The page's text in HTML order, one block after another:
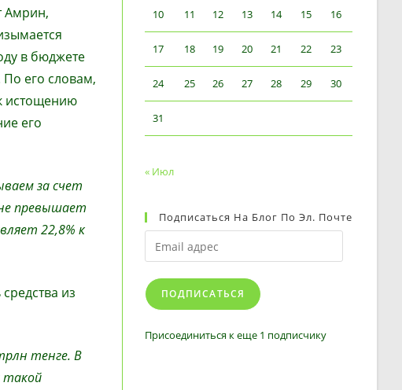
Амрин,
в бюджете
По его словам,
истощению
его
за счет
превышает
22,8% к
из
тенге. В
такой
10 11 12 13 14 15 16
17 18 19 20 21 22 23
24 25 26 27 28 29 30
31
« Июл
Подписаться На Блог По Эл. Почте
Email
адрес
ПОДПИСАТЬСЯ
Присоединиться к еще 1 подписчику